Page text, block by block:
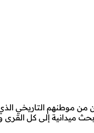
وتهجير الناجين من موطنهم
إلى كل القرى